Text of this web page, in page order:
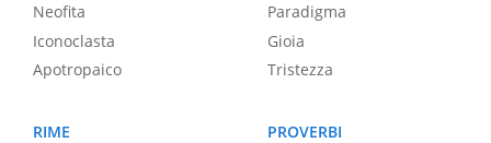
Neofita
Iconoclasta
Apotropaico
Paradigma
Gioia
Tristezza
RIME
PROVERBI